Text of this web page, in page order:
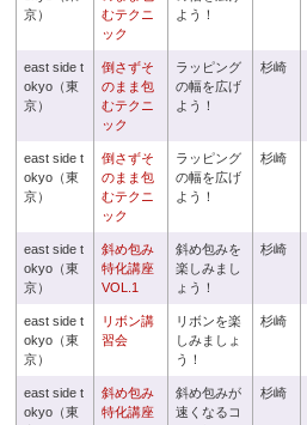
京）
むテクニ
ック
よう！
east side t
okyo（東
京）
倒さずそ
のまま包
むテクニ
ック
ラッピング
の幅を広げ
よう！
杉崎
east side t
okyo（東
京）
倒さずそ
のまま包
むテクニ
ック
ラッピング
の幅を広げ
よう！
杉崎
east side t
okyo（東
京）
斜め包み
特化講座
VOL.1
斜め包みを
楽しみまし
ょう！
杉崎
east side t
okyo（東
京）
リボン講
習会
リボンを楽
しみましょ
う！
杉崎
east side t
okyo（東
斜め包み
特化講座
斜め包みが
速くなるコ
杉崎